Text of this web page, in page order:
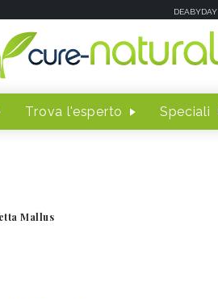
DEABYDAY
Trova l'esperto Speciali
Mallus